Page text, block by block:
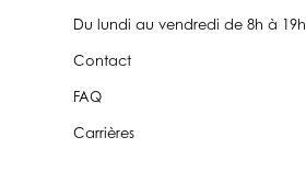
Du lundi au vendredi de 8h à 19h
Contact
FAQ
Carrières